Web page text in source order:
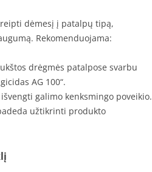
dėmesį į patalpų tipą,
Rekomenduojama:
drėgmės patalpose svarbu
AG 100“.
galimo kenksmingo poveikio.
užtikrinti produkto